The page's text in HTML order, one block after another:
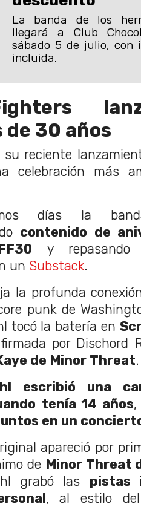
La banda de los
llegará a Club
sábado 5 de julio, con
incluida.
de 30 años
su reciente
celebración más
días la
contenido de
y repasando
un Substack.
la profunda
punk de
tocó la batería en
por Dischord
de Minor Threat.
escribió una
tenía 14 años,
en un
apareció por
de Minor Threat
grabó las pistas
, al estilo